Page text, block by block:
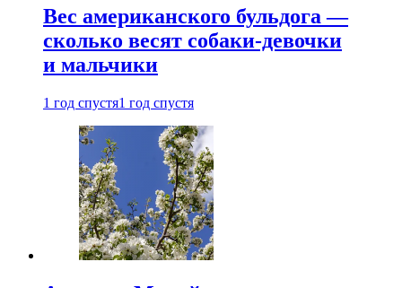
Вес американского бульдога —
сколько весят собаки-девочки
и мальчики
1 год спустя1 год спустя